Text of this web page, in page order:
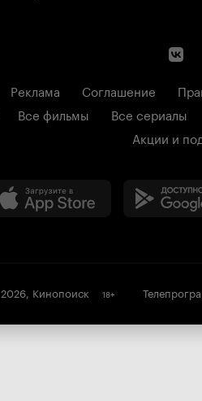
Реклама Соглашение
Все фильмы
Все сериалы
Акции и
2026, Кинопоиск 18+